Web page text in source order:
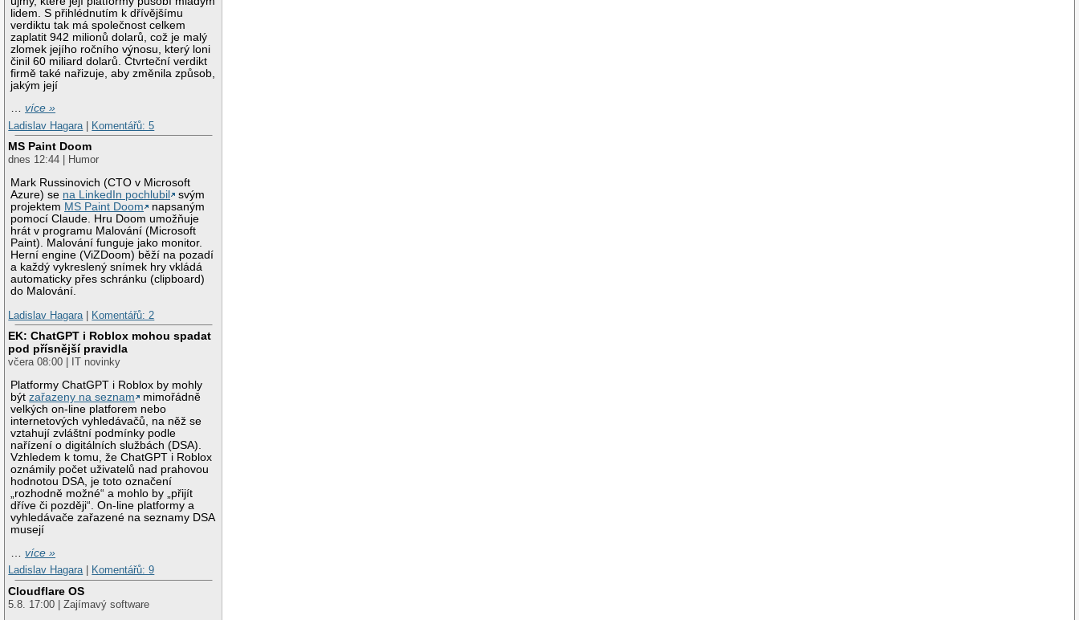
lidem. S přihlédnutím k dřívějšímu
verdiktu tak má společnost celkem
zaplatit 942 milionů dolarů, což je malý
zlomek jejího ročního výnosu, který loni
činil 60 miliard dolarů. Čtvrteční verdikt
firmě také nařizuje, aby změnila způsob,
jakým její
…více »
Ladislav Hagara
Komentářů: 5
MS Paint Doom
dnes 12:44 | Humor
Mark Russinovich (CTO v Microsoft
Azure) se na LinkedIn pochlubil
svým
projektem MS Paint Doom
napsaným
pomocí Claude. Hru Doom umožňuje
hrát v programu Malování (Microsoft
Paint). Malování funguje jako monitor.
Herní engine (ViZDoom) běží na pozadí
a každý vykreslený snímek hry vkládá
automaticky přes schránku (clipboard)
do Malování.
Ladislav Hagara
Komentářů: 2
EK: ChatGPT i Roblox mohou spadat
pod přísnější pravidla
včera 08:00 | IT novinky
Platformy ChatGPT i Roblox by mohly
býtzařazeny na seznam
mimořádně
velkých on-line platforem nebo
internetových vyhledávačů, na něž se
vztahují zvláštní podmínky podle
nařízení o digitálních službách (DSA).
Vzhledem k tomu, že ChatGPT i Roblox
oznámily počet uživatelů nad prahovou
hodnotou DSA, je toto označení
„rozhodně možné“ a mohlo by „přijít
dříve či později“. On-line platformy a
vyhledávače zařazené na seznamy DSA
musejí
…více »
Ladislav Hagara| Komentářů: 9
Cloudflare OS
5.8. 17:00 | Zajímavý software